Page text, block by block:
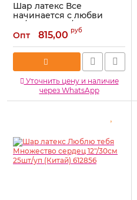
Шар латекс Все
начинается с любви
18"/46см 10шт/уп
(Колумбия) 618001
Артикул: 618001
Опт 815,00 руб
Уточнить цену и наличие
через WhatsApp